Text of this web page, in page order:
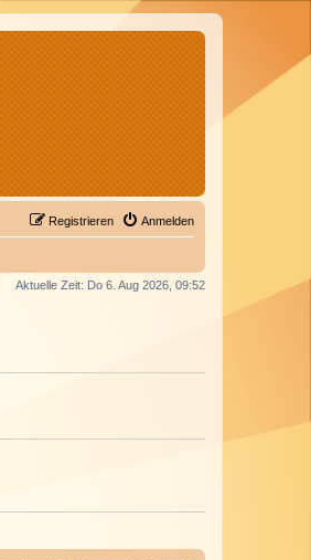
Anmelden
Registrieren
Aktuelle Zeit: Do 6. Aug 2026, 09:52